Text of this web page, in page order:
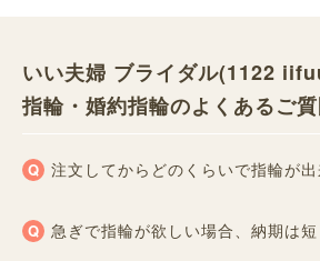
いい夫婦 ブライダル(1122
指輪・婚約指輪のよくあるご
注文してからどのくらいで指輪が
急ぎで指輪が欲しい場合、納期は